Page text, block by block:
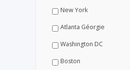
New York
Atlanta Géorgie
Washington DC
Boston